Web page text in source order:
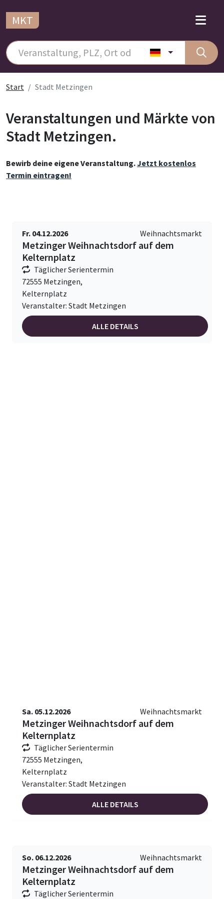
MKT
Start Stadt Metzingen
Veranstaltungen und Märkte von
Stadt Metzingen.
Bewirb deine eigene Veranstaltung.Jetzt kostenlos
Termin eintragen!
Fr. 04.12.2026 Weihnachtsmarkt
Metzinger Weihnachtsdorf auf dem
Kelternplatz
Täglicher Serientermin
72555 Metzingen,
Kelternplatz
Veranstalter: Stadt Metzingen
ALLE DETAILS
Sa. 05.12.2026 Weihnachtsmarkt
Metzinger Weihnachtsdorf auf dem
Kelternplatz
Täglicher Serientermin
72555 Metzingen,
Kelternplatz
Veranstalter: Stadt Metzingen
ALLE DETAILS
So. 06.12.2026 Weihnachtsmarkt
Metzinger Weihnachtsdorf auf dem
Kelternplatz
Täglicher Serientermin